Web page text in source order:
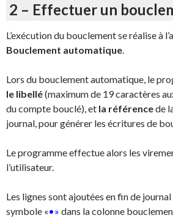
2 – Effectuer un
L’exécution du bouclement se réalise à
Bouclement automatique.
Lors du bouclement automatique, le
le libellé(maximum de 19 caractères
du compte bouclé), et la référencede
journal, pour générer les écritures de
Le programme effectue alors les
l’utilisateur.
Les lignes sont ajoutées en fin de
symbole «•» dans la colonne